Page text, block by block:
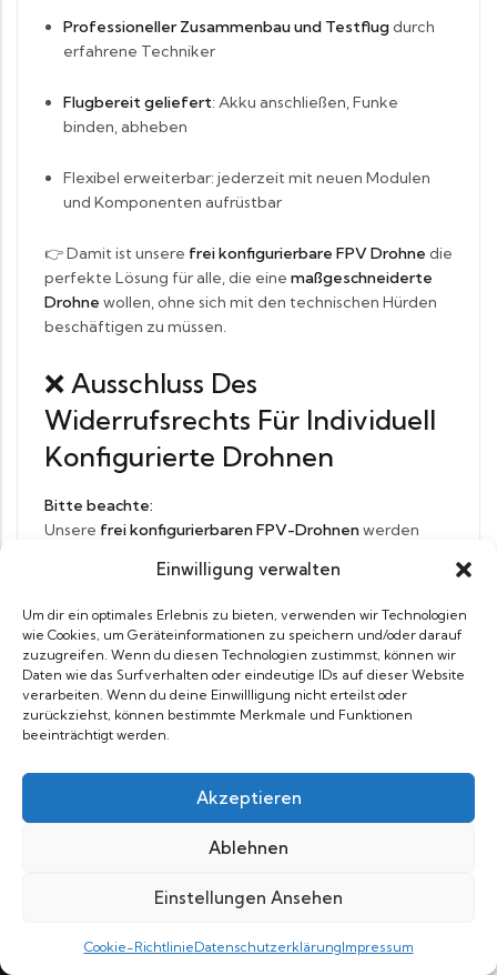
Einwilligung verwalten
Um dir ein optimales Erlebnis zu bieten, verwenden wir Technologien
wie Cookies, um Geräteinformationen zu speichern und/oder darauf
zuzugreifen. Wenn du diesen Technologien zustimmst, können wir
Daten wie das Surfverhalten oder eindeutige IDs auf dieser Website
verarbeiten. Wenn du deine Einwillligung nicht erteilst oder
zurückziehst, können bestimmte Merkmale und Funktionen
beeinträchtigt werden.
Akzeptieren
Ablehnen
Einstellungen Ansehen
Cookie-RichtlinieDatenschutzerklärungImpressum
IN DEN WARENKORB
Professioneller Zusammenbau und Testflugdurch
erfahrene Techniker
Flugbereit geliefert: Akku anschließen, Funke
binden, abheben
Flexibel erweiterbar: jederzeit mit neuen Modulen
und Komponenten aufrüstbar
👉 Damit ist unsere frei konfigurierbare FPV Drohne die
perfekte Lösung für alle, die eine maßgeschneiderte
Drohne wollen, ohne sich mit den technischen Hürden
beschäftigen zu müssen.
❌ Ausschluss Des
Widerrufsrechts Für Individuell
Konfigurierte Drohnen
Bitte beachte:
Unsere frei konfigurierbaren FPV-Drohnenwerden
selbst die Komponenten (z. B. Frame, Motoren, Kamera,
Drohne speziell nach deinen Wünschen zusammen.
Da es sich hierbei um einemaßgeschneiderte und
personalisierte Anfertigunghandelt, ist einUmtausch
oder eine Rückgabe ausgeschlossen
nachträglich nicht mehr zusagt oder du dich in deiner
Selbstverständlich greifen jedoch unsere
oder Mängel vorliegen, die nicht durch unsachgemäße
der Gewährleistung zur Verfügung.